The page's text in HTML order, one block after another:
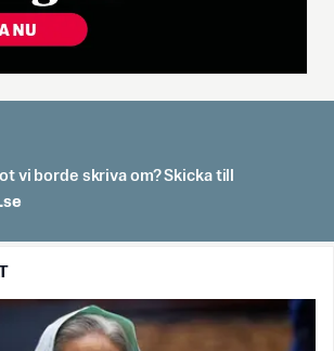
vi borde skriva om? Skicka till